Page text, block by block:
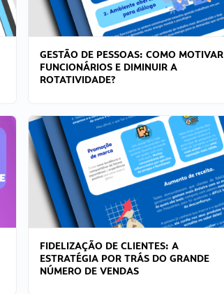
GESTÃO DE PESSOAS: COMO MOTIVAR
FUNCIONÁRIOS E DIMINUIR A
ROTATIVIDADE?
FIDELIZAÇÃO DE CLIENTES: A
ESTRATÉGIA POR TRÁS DO GRANDE
NÚMERO DE VENDAS